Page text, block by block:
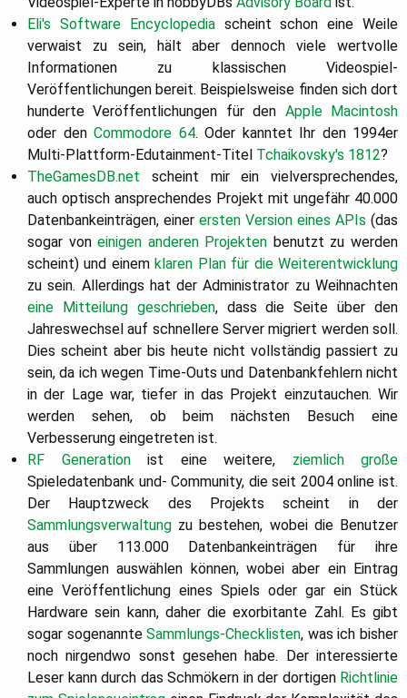
Eli's Software Encyclopediascheint schon eine Weile
verwaist zu sein, hält aber dennoch viele wertvolle
Informationen zu klassischen Videospiel-
Veröffentlichungen bereit. Beispielsweise finden sich dort
hunderte Veröffentlichungen für den Apple Macintosh
oder den Commodore 64. Oder kanntet Ihr den 1994er
Multi-Plattform-Edutainment-Titel Tchaikovsky's 1812?
TheGamesDB.net scheint mir ein vielversprechendes,
auch optisch ansprechendes Projekt mit ungefähr 40.000
Datenbankeinträgen, einer ersten Version eines APIs (das
sogar voneinigen anderen Projekten benutzt zu werden
scheint) und einemklaren Plan für die Weiterentwicklung
zu sein. Allerdings hat der Administrator zu Weihnachten
eine Mitteilung geschrieben, dass die Seite über den
Jahreswechsel auf schnellere Server migriert werden soll.
Dies scheint aber bis heute nicht vollständig passiert zu
sein, da ich wegen Time-Outs und Datenbankfehlern nicht
in der Lage war, tiefer in das Projekt einzutauchen. Wir
werden sehen, ob beim nächsten Besuch eine
Verbesserung eingetreten ist.
RF Generationist eine weitere, ziemlich große
Spieledatenbank und- Community, die seit 2004 online ist.
Der Hauptzweck des Projekts scheint in der
Sammlungsverwaltung zu bestehen, wobei die Benutzer
aus über 113.000 Datenbankeinträgen für ihre
Sammlungen auswählen können, wobei aber ein Eintrag
eine Veröffentlichung eines Spiels oder gar ein Stück
Hardware sein kann, daher die exorbitante Zahl. Es gibt
sogar sogenannteSammlungs-Checklisten, was ich bisher
noch nirgendwo sonst gesehen habe. Der interessierte
Leser kann durch das Schmökern in der dortigen Richtlinie